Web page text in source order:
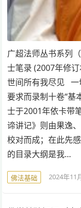
广超法师丛书系列
士笔录 (2007年修
世间所有我尽见
要求而录制十卷“
士于2001年依卡带
谛讲记》则由果逸
校对而成；在此先
的目录大纲是我…
佛法基础 2024年11